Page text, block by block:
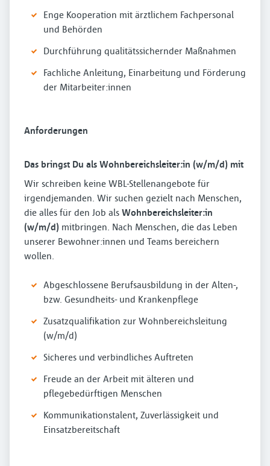
Enge Kooperation mit ärztlichem Fachpersonal
und Behörden
Durchführung qualitätssichernder Maßnahmen
Fachliche Anleitung, Einarbeitung und Förderung
der Mitarbeiter:innen
Anforderungen
Das bringst Du als Wohnbereichsleiter:in (w/m/d) mit
Wir schreiben keine WBL-Stellenangebote für
irgendjemanden. Wir suchen gezielt nach Menschen,
die alles für den Job als Wohnbereichsleiter:in
(w/m/d) mitbringen. Nach Menschen, die das Leben
unserer Bewohner:innen und Teams bereichern
wollen.
Abgeschlossene Berufsausbildung in der Alten-,
bzw. Gesundheits- und Krankenpflege
Zusatzqualifikation zur Wohnbereichsleitung
(w/m/d)
Sicheres und verbindliches Auftreten
Freude an der Arbeit mit älteren und
pflegebedürftigen Menschen
Kommunikationstalent, Zuverlässigkeit und
Einsatzbereitschaft